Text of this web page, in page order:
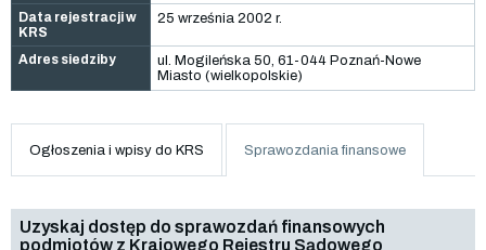
Data rejestracji w
KRS
25 września 2002 r.
Adres siedziby
ul. Mogileńska 50, 61-044 Poznań-Nowe
Miasto (wielkopolskie)
Ogłoszenia i wpisy do KRS Sprawozdania finansowe
Uzyskaj dostęp do sprawozdań finansowych
podmiotów z Krajowego Rejestru Sądowego